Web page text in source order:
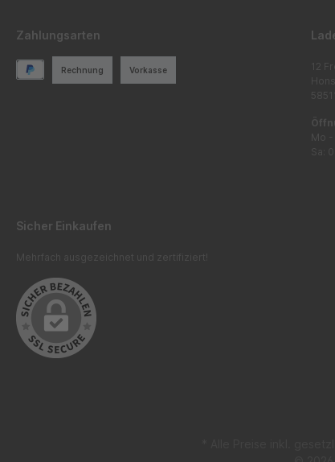
Zahlungsarten
Rechnung Vorkasse
12
Mo -
Sa:
Sicher Einkaufen
Mehrfach ausgezeichnet und zertifiziert!